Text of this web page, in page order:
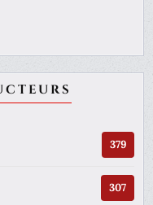
379
307